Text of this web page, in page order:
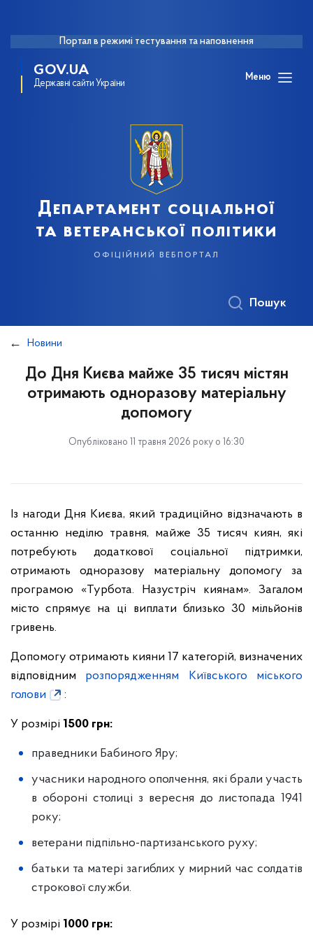
Портал в режимі тестування та наповнення
GOV.UA
Державні сайти України
Меню
Департамент соціальної
та ветеранської політики
офіційний вебпортал
Пошук
Новини
До Дня Києва майже 35 тисяч містян
отримають одноразову матеріальну
допомогу
Опубліковано 11 травня 2026 року о 16:30
Із нагоди Дня Києва, який традиційно відзначають в
останню неділю травня, майже 35 тисяч киян, які
потребують додаткової соціальної підтримки,
отримають одноразову матеріальну допомогу за
програмою «Турбота. Назустріч киянам». Загалом
місто спрямує на ці виплати близько 30 мільйонів
гривень.
Допомогу отримають кияни 17 категорій, визначених
відповідним розпорядженням Київського міського
голови
:
У розмірі 1500 грн:
праведники Бабиного Яру;
учасники народного ополчення, які брали участь
в обороні столиці з вересня до листопада 1941
року;
ветерани підпільно-партизанського руху;
батьки та матері загиблих у мирний час солдатів
строкової служби.
У розмірі 1000 грн: